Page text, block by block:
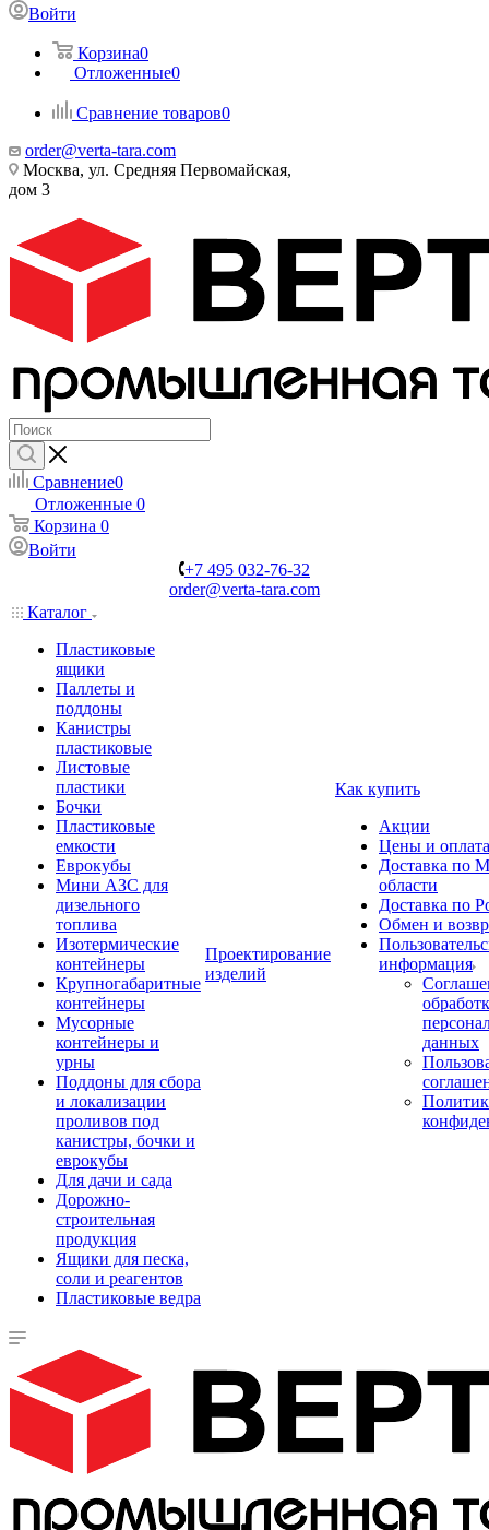
Войти
Корзина0
Отложенные0
Сравнение товаров0
order@verta-tara.com
Москва, ул. Средняя Первомайская,
дом 3
Сравнение0
Отложенные 0
Корзина 0
Войти
+7 495 032-76-32
order@verta-tara.com
Каталог
Пластиковые
ящики
Паллеты и
поддоны
Канистры
пластиковые
Листовые
пластики
Бочки
Пластиковые
емкости
Еврокубы
Мини АЗС для
дизельного
топлива
Изотермические
контейнеры
Крупногабаритные
контейнеры
Мусорные
контейнеры и
урны
Поддоны для сбора
и локализации
проливов под
канистры, бочки и
еврокубы
Для дачи и сада
Дорожно-
строительная
продукция
Ящики для песка,
соли и реагентов
Пластиковые ведра
Проектирование
изделий
Как купить
Акции
Цены и оплата
Доставка по
области
Доставка по
Обмен и
информация
данных